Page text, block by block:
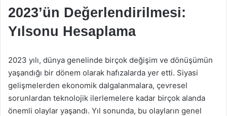
2023’ün Değerlendirilmesi:
Yılsonu Hesaplama
2023 yılı, dünya genelinde birçok değişim ve dönüşümün
yaşandığı bir dönem olarak hafızalarda yer etti. Siyasi
gelişmelerden ekonomik dalgalanmalara, çevresel
sorunlardan teknolojik ilerlemelere kadar birçok alanda
önemli olaylar yaşandı. Yıl sonunda, bu olayların genel